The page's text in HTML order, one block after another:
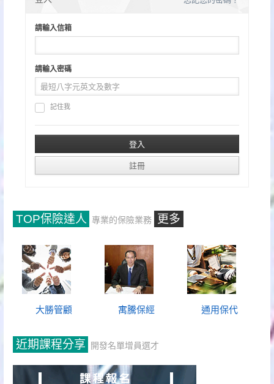
請輸入信箱
請輸入密碼
記住我
TOP保險達人 專業的保險業務 更多
大勝管顧 寓騰保經 通用保代
近期課程分享 開發名單增員選才